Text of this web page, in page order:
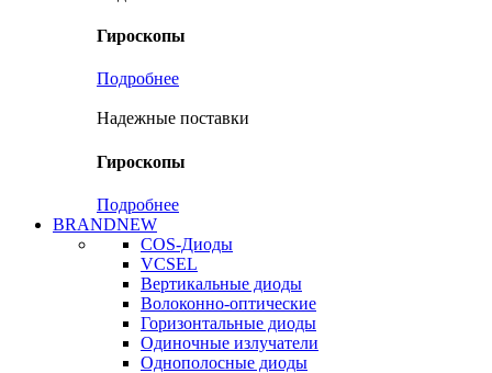
Гироскопы
Подробнее
Надежные поставки
Гироскопы
Подробнее
BRANDNEW
COS-Диоды
VCSEL
Вертикальные диоды
Волоконно-оптические
Горизонтальные диоды
Одиночные излучатели
Однополосные диоды